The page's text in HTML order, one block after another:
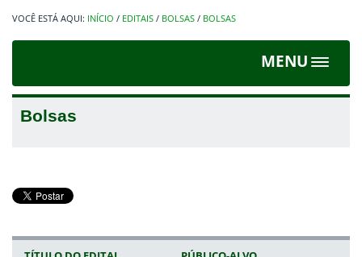
INÍCIO / EDITAIS / BOLSAS / BOLSAS
MENU
Toggle
Bolsas